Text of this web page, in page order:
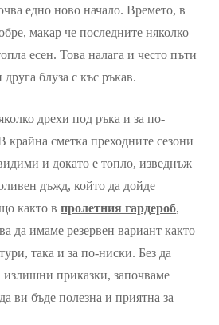
едно ново начало. Времето, в
макар че последните няколко
есен. Това налага и често пъти
блуза с къс ръкав.
дрехи под ръка и за по-
крайна сметка преходните сезони
и докато е топло, изведнъж
дъжд, който да дойде
както в пролетния гардероб,
да имаме резервен вариант както
така и за по-ниски. Без да
приказки, започваме
ви бъде полезна и приятна за